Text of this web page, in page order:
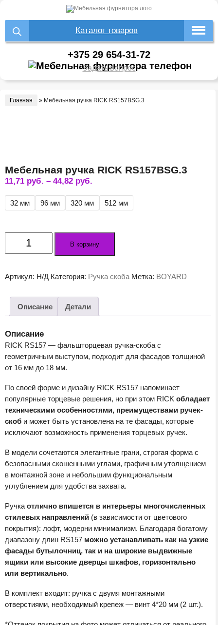
Каталог товаров
+375 29 654-31-72
Задать вопрос
Главная » Мебельная ручка RICK RS157BSG.3
Мебельная ручка RICK RS157BSG.3
11,71 руб. – 44,82 руб.
32 мм 96 мм 320 мм 512 мм
Количество
товара
RICK
В корзину
Артикул: Н/Д Категория: Ручка скоба Метка: BOYARD
Описание Детали
Описание
RICK RS157 — фальшторцевая ручка-скоба с
геометричным выступом, подходит для фасадов толщиной
от 16 мм до 18 мм.
По своей форме и дизайну RICK RS157 напоминает
популярные торцевые решения, но при этом RICK обладает
техническими особенностями, преимуществами ручек-
скоб и может быть установлена на те фасады, которые
исключают возможность применения торцевых ручек.
В модели сочетаются элегантные грани, строгая форма с
безопасными скошенными углами, графичным утолщением
в монтажной зоне и небольшим функциональным
углублением для удобства захвата.
Ручка отлично впишется в интерьеры многочисленных
стилевых направлений (в зависимости от цветового
покрытия): лофт, модерни минимализм. Благодаря богатому
диапазону длин RS157 можно устанавливать как на узкие
фасады бутылочниц, так и на широкие выдвижные
ящики или высокие дверцы шкафов, горизонтально
или вертикально.
В комплект входит: ручка с двумя монтажными
отверстиями, необходимый крепеж — винт 4*20 мм (2 шт.).